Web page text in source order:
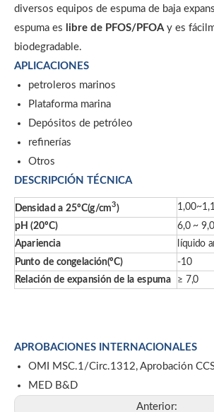
diversos equipos de espuma de baja
espuma es libre de PFOS/PFOAy es
biodegradable.
APLICACIONES
petroleros marinos
Plataforma marina
Depósitos de petróleo
refinerías
Otros
DESCRIPCIÓN TÉCNICA
Densidad a 25ºC(g/cm3)
pH (20ºC)
6,0 ~ 9,0
Apariencia
líquido
Punto de congelación(ºC)
-10
Relación de expansión de la espuma
≥ 7,0
APROBACIONES INTERNACIONALES
OMI MSC.1/Circ.1312, Aprobación
MED B&D
Anterior: